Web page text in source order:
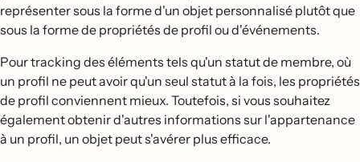
représenter sous la forme d'un objet personnalisé plutôt que
sous la forme de propriétés de profil ou d'événements.
Pour tracking des éléments tels qu'un statut de membre, où
un profil ne peut avoir qu'un seul statut à la fois, les propriétés
de profil conviennent mieux. Toutefois, si vous souhaitez
également obtenir d'autres informations sur l'appartenance
à un profil, un objet peut s'avérer plus efficace.